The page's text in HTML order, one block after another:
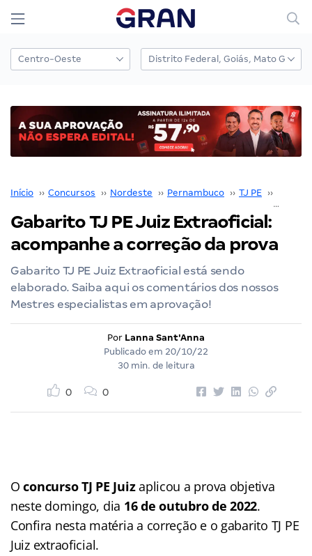
Início ›› Concursos ›› Nordeste ›› Pernambuco ›› TJ PE ››
Gabarito TJ PE Juiz Extraoficial:
acompanhe a correção da prova
Gabarito TJ PE Juiz Extraoficial está sendo
elaborado. Saiba aqui os comentários dos nossos
Mestres especialistas em aprovação!
Por Lanna Sant'Anna
Publicado em 20/10/22
30 min. de leitura
0 0
Oconcurso TJ PE Juizaplicou a prova objetiva
neste domingo, dia 16 de outubro de 2022.
Confira nesta matéria a correção e o gabarito TJ PE
Juiz extraoficial.